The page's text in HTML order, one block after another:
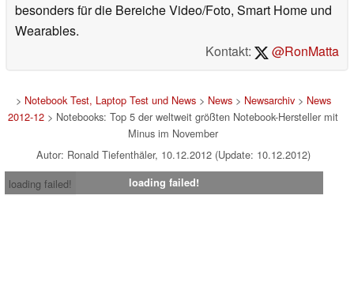
besonders für die Bereiche Video/Foto, Smart Home und
Wearables.
Kontakt:
@RonMatta
> Notebook Test, Laptop Test und News> News> Newsarchiv> News
2012-12 > Notebooks: Top 5 der weltweit größten Notebook-Hersteller mit
Minus im November
Autor: Ronald Tiefenthäler, 10.12.2012 (Update: 10.12.2012)
loading failed!
loading failed!